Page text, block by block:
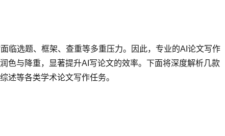
临选题、框架、查重等多重压力。因此，专业的AI论文写作
色与降重，显著提升AI写论文的效率。下面将深度解析几款
述等各类学术论文写作任务。